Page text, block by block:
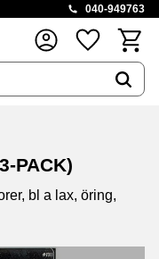
040-949763
Favoriter
PACK)
bl a lax, öring,